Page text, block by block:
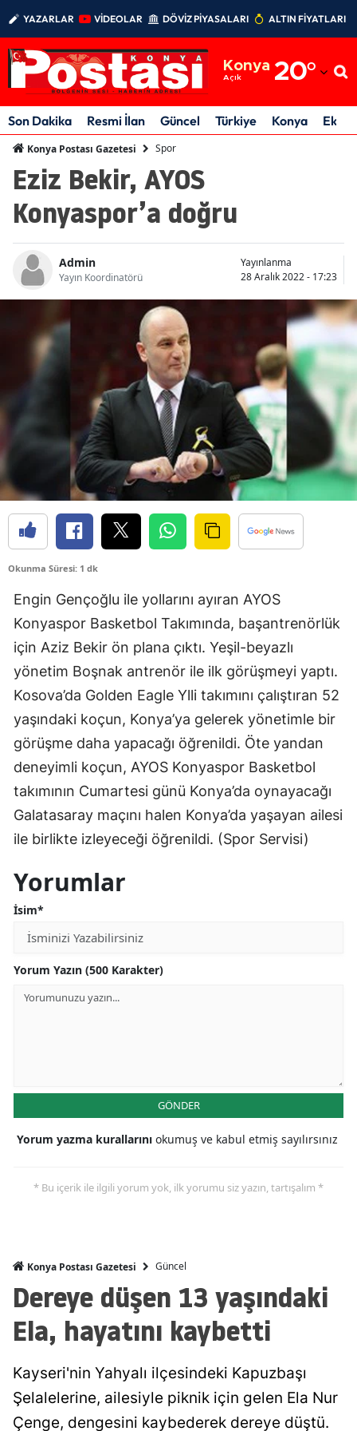
YAZARLAR VİDEOLAR DÖVİZ PİYASALARI ALTIN FİYATLARI
Konya
Açık 20°
Adıyaman
Afyonkarahisar
Antalya
Artvin
Balıkesir
Bilecik
Bingöl
Bitlis
Bolu
Burdur
Bursa
Çankırı
Çorum
Denizli
Diyarbakır
Edirne
Elazığ
Erzincan
Erzurum
Mersin
Kars
Kırklareli
Kırşehir
Konya
Kütahya
Son Dakika Resmi İlan Güncel Türkiye Konya
Konya Postası Gazetesi Spor
Eziz Bekir, AYOS
Konyaspor’a doğru
Admin
Yayın Koordinatörü
Yayınlanma
28 Aralık 2022 - 17:23
Okunma Süresi: 1 dk
Engin Gençoğlu ile yollarını ayıran AYOS
Konyaspor Basketbol Takımında, başantrenörlük
için Aziz Bekir ön plana çıktı. Yeşil-beyazlı
yönetim Boşnak antrenör ile ilk görüşmeyi yaptı.
Kosova’da Golden Eagle Ylli takımını çalıştıran 52
yaşındaki koçun, Konya’ya gelerek yönetimle bir
görüşme daha yapacağı öğrenildi. Öte yandan
deneyimli koçun, AYOS Konyaspor Basketbol
takımının Cumartesi günü Konya’da oynayacağı
Galatasaray maçını halen Konya’da yaşayan ailesi
ile birlikte izleyeceği öğrenildi. (Spor Servisi)
Yorumlar
İsim*
Yorum Yazın (500 Karakter)
GÖNDER
Yorum yazma kurallarını okumuş ve kabul etmiş sayılırsınız
* Bu içerik ile ilgili yorum yok, ilk yorumu siz yazın, tartışalım *
Konya Postası Gazetesi Güncel
Dereye düşen 13 yaşındaki
Ela, hayatını kaybetti
Kayseri'nin Yahyalı ilçesindeki Kapuzbaşı
Şelalelerine, ailesiyle piknik için gelen Ela Nur
Çenge, dengesini kaybederek dereye düştü.